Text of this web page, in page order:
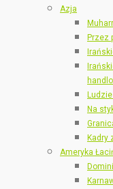
Azja
Przez
Na
Kadry
Ameryka